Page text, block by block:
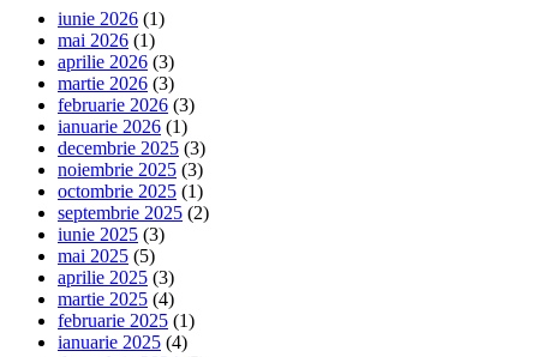
iunie 2026 (1)
mai 2026 (1)
aprilie 2026 (3)
martie 2026 (3)
februarie 2026 (3)
ianuarie 2026 (1)
decembrie 2025 (3)
noiembrie 2025 (3)
octombrie 2025 (1)
septembrie 2025 (2)
iunie 2025 (3)
mai 2025 (5)
aprilie 2025 (3)
martie 2025 (4)
februarie 2025 (1)
ianuarie 2025 (4)